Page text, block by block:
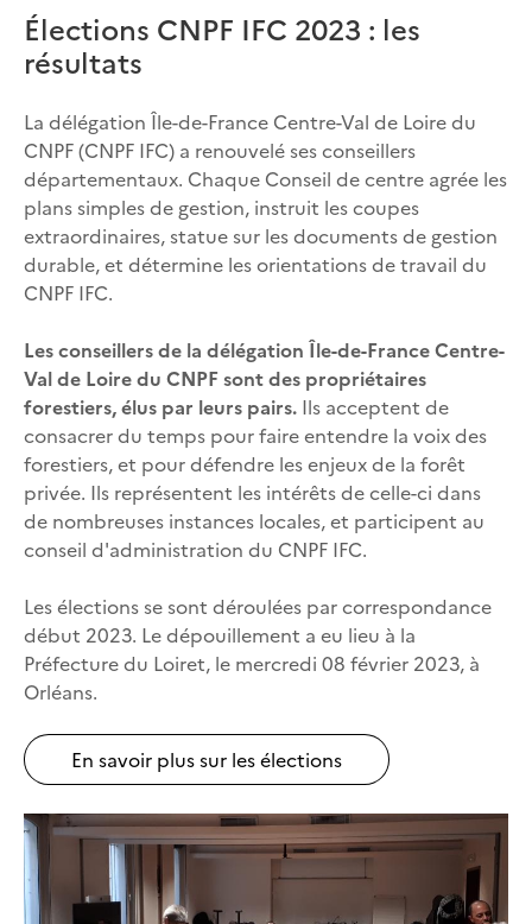
Élections CNPF IFC 2023 : les
résultats
La délégation Île-de-France Centre-Val de Loire du
CNPF (CNPF IFC) a renouvelé ses conseillers
départementaux. Chaque Conseil de centre agrée les
plans simples de gestion, instruit les coupes
extraordinaires, statue sur les documents de gestion
durable, et détermine les orientations de travail du
CNPF IFC.
Les conseillers de la délégation Île-de-France Centre-
Val de Loire du CNPF sont des propriétaires
forestiers, élus par leurs pairs. Ils acceptent de
consacrer du temps pour faire entendre la voix des
forestiers, et pour défendre les enjeux de la forêt
privée. Ils représentent les intérêts de celle-ci dans
de nombreuses instances locales, et participent au
conseil d'administration du CNPF IFC.
Les élections se sont déroulées par correspondance
début 2023. Le dépouillement a eu lieu à la
Préfecture du Loiret, le mercredi 08 février 2023, à
Orléans.
En savoir plus sur les élections